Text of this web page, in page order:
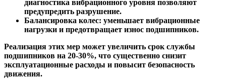
диагностика вибрационного уровня позволяют
предупредить разрушение.
Балансировка колес: уменьшает вибрационные
нагрузки и предотвращает износ подшипников.
Реализация этих мер может увеличить срок службы
подшипников на 20-30%, что существенно снизит
эксплуатационные расходы и повысит безопасность
движения.